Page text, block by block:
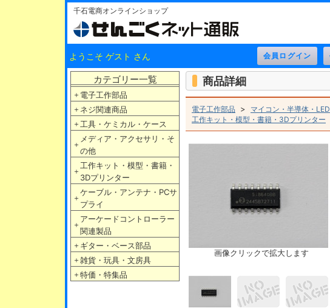
千石電商オンラインショップ
ようこそ ゲスト さん
カテゴリー一覧
＋ 電子工作部品
＋ ネジ関連商品
＋ 工具・ケミカル・ケース
＋
メディア・アクセサリ・そ
の他
＋
工作キット・模型・書籍・
3Dプリンター
＋
ケーブル・アンテナ・PCサ
プライ
＋
アーケードコントローラー
関連製品
＋ ギター・ベース部品
＋ 雑貨・玩具・文房具
＋ 特価・特集品
商品詳細
電子工作部品 > マイコン・半導体・LED
工作キット・模型・書籍・3Dプリンター
画像クリックで拡大します